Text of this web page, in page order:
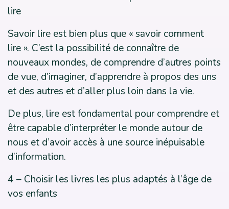
lire
Savoir lire est bien plus que « savoir comment
lire ». C’est la possibilité de connaître de
nouveaux mondes, de comprendre d’autres points
de vue, d’imaginer, d’apprendre à propos des uns
et des autres et d’aller plus loin dans la vie.
De plus, lire est fondamental pour comprendre et
être capable d’interpréter le monde autour de
nous et d’avoir accès à une source inépuisable
d’information.
4 – Choisir les livres les plus adaptés à l’âge de
vos enfants